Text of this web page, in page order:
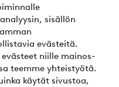
sisällön
evästeitä.
niille mainos-
teemme yhteistyötä.
käytät sivustoa,